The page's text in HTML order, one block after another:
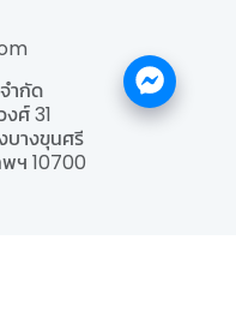
ำกัด
ศ์ 31
างขุนศรี
ฯ 10700